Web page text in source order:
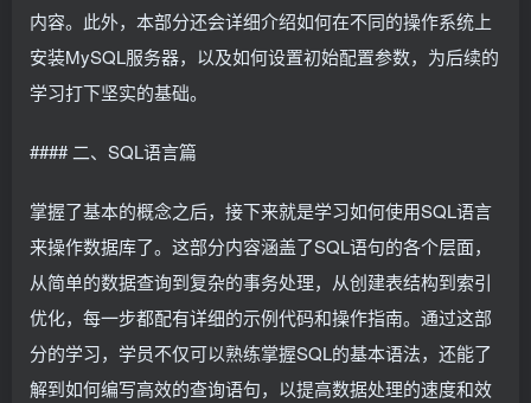
内容。此外，本部分还会详细介绍如何在不同的操作系统上
安装MySQL服务器，以及如何设置初始配置参数，为后续的
学习打下坚实的基础。
#### 二、SQL语言篇
掌握了基本的概念之后，接下来就是学习如何使用SQL语言
来操作数据库了。这部分内容涵盖了SQL语句的各个层面，
从简单的数据查询到复杂的事务处理，从创建表结构到索引
优化，每一步都配有详细的示例代码和操作指南。通过这部
分的学习，学员不仅可以熟练掌握SQL的基本语法，还能了
解到如何编写高效的查询语句，以提高数据处理的速度和效